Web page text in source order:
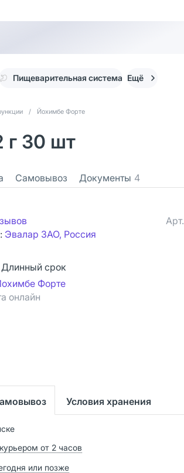
Пищеварительная система Ещё
/ Йохимбе Форте
г 30 шт
Самовывоз Документы 4
Арт.
Эвалар ЗАО, Россия
Длинный срок
Форте
онлайн
Условия хранения
от 2 часов
или позже